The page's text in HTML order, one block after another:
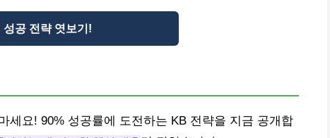
성공 전략 엿보기!
세요! 90% 성공률에 도전하는 KB 전략을 지금 공개합